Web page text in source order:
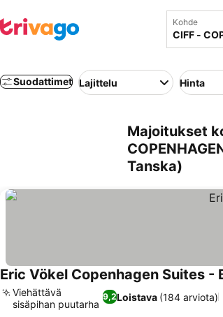
Kohde
Suodattimet Lajittelu Hinta
Majoitukset
Tanska)
Eric Vökel Copenhagen Suites
9,2Loistava (184 arviota)
Viehättävä
sisäpihan puutarha